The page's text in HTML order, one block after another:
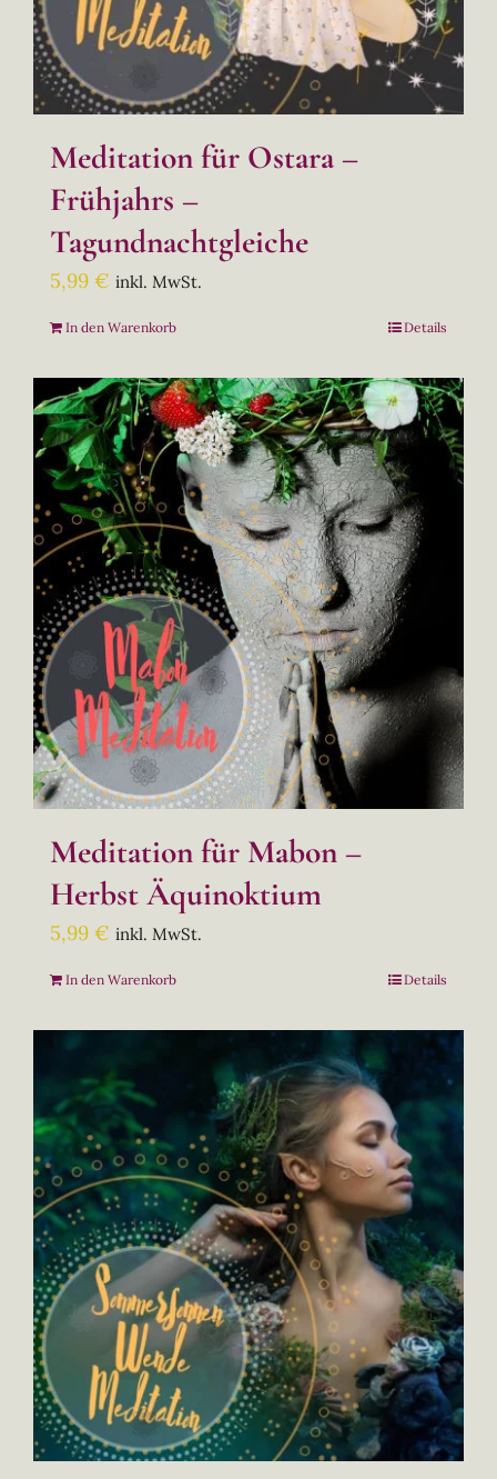
Meditation für Ostara –
Frühjahrs –
Tagundnachtgleiche
5,99 € inkl. MwSt.
In den Warenkorb Details
Meditation für Mabon –
Herbst Äquinoktium
5,99 € inkl. MwSt.
In den Warenkorb Details